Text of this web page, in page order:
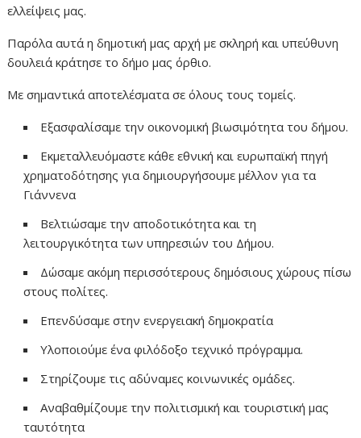
ελλείψεις μας.
Παρόλα αυτά η δημοτική μας αρχή με σκληρή και υπεύθυνη
δουλειά κράτησε το δήμο μας όρθιο.
Με σημαντικά αποτελέσματα σε όλους τους τομείς.
Εξασφαλίσαμε την οικονομική βιωσιμότητα του δήμου.
Εκμεταλλευόμαστε κάθε εθνική και ευρωπαϊκή πηγή
χρηματοδότησης για δημιουργήσουμε μέλλον για τα
Γιάννενα
Βελτιώσαμε την αποδοτικότητα και τη
λειτουργικότητα των υπηρεσιών του Δήμου.
Δώσαμε ακόμη περισσότερους δημόσιους χώρους πίσω
στους πολίτες.
Επενδύσαμε στην ενεργειακή δημοκρατία
Υλοποιούμε ένα φιλόδοξο τεχνικό πρόγραμμα.
Στηρίζουμε τις αδύναμες κοινωνικές ομάδες.
Αναβαθμίζουμε την πολιτισμική και τουριστική μας
ταυτότητα